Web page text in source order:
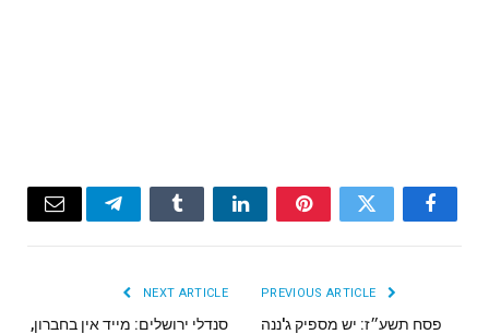
Facebook
Twitter
Pinterest
LinkedIn
Tumblr
Telegram
Email
פסח תשע״ז: יש מספיק ג'ננה
NEXT ARTICLE
סנדלי ירושלים: מייד אין בחברון,